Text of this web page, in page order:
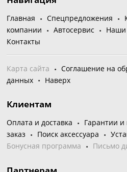
Главная Спецпредложения
компании
Автосервис Наши
Контакты
Карта сайта
Соглашение на
данных
Наверх
Клиентам
Оплата и доставка Гарантии и
заказ
Поиск аксессуара
Бонусная программа
Письмо